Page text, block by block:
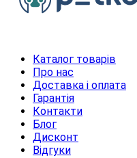
Каталог товарів
Про нас
Доставка і оплата
Гарантія
Контакти
Блог
Дисконт
Відгуки